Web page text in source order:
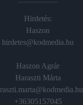
Hirdetés:
Haszon
hirdetes@kodmedia.hu
Haszon Agrár
Haraszti Márta
+36305157045